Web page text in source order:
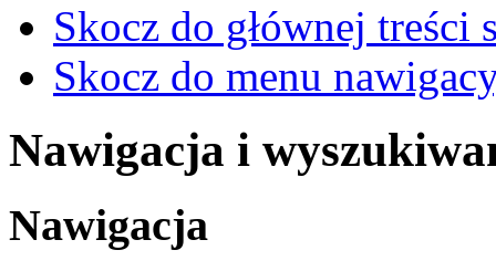
Skocz do głównej treści
Skocz do menu
Nawigacja i
Nawigacja